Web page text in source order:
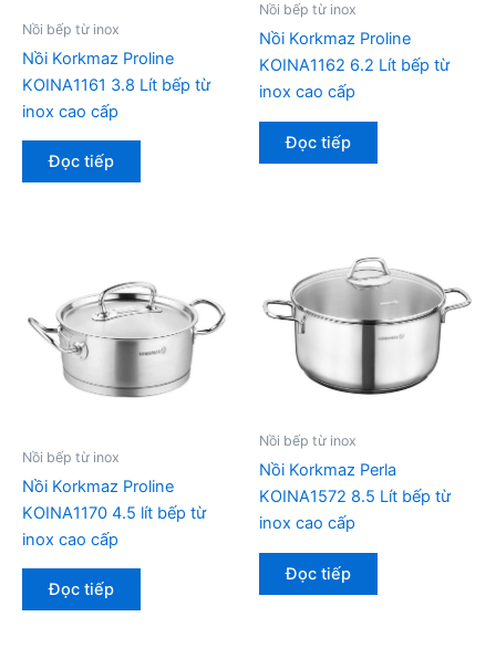
Nồi bếp từ inox
Nồi Korkmaz Proline
KOINA1161 3.8 Lít bếp từ
inox cao cấp
Đọc tiếp
Nồi bếp từ inox
Nồi Korkmaz Proline
KOINA1162 6.2 Lít bếp từ
inox cao cấp
Đọc tiếp
Nồi bếp từ inox
Nồi Korkmaz Proline
KOINA1170 4.5 lít bếp từ
inox cao cấp
Đọc tiếp
Nồi bếp từ inox
Nồi Korkmaz Perla
KOINA1572 8.5 Lít bếp từ
inox cao cấp
Đọc tiếp